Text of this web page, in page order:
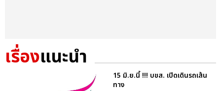
เรื่องแนะนำ
15 มิ.ย.นี้ !!! บขส. เปิดเดินรถเส้น
ทาง